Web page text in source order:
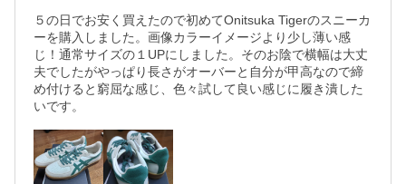
５の日でお安く買えたので初めてOnitsuka Tigerのスニーカ
ーを購入しました。画像カラーイメージより少し薄い感
じ！通常サイズの１UPにしました。そのお陰で横幅は大丈
夫でしたがやっぱり長さがオーバーと自分が甲高なので締
め付けると窮屈な感じ、色々試して良い感じに履き潰した
いです。